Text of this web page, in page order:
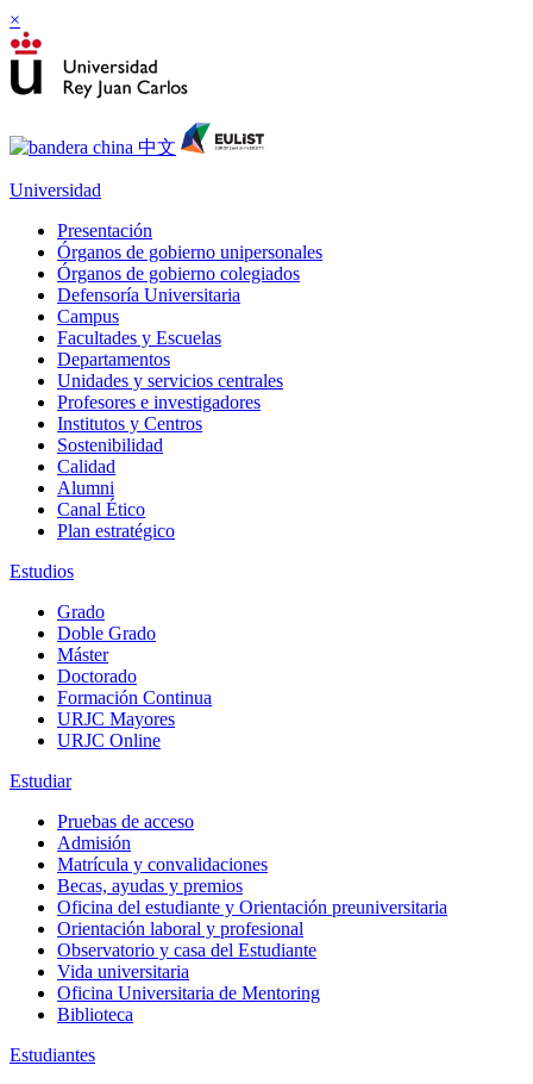
×
Universidad
Presentación
Órganos de gobierno unipersonales
Órganos de gobierno colegiados
Defensoría Universitaria
Campus
Facultades y Escuelas
Departamentos
Unidades y servicios centrales
Profesores e investigadores
Institutos y Centros
Sostenibilidad
Calidad
Alumni
Canal Ético
Plan estratégico
Estudios
Grado
Doble Grado
Máster
Doctorado
Formación Continua
URJC Mayores
URJC Online
Estudiar
Pruebas de acceso
Admisión
Matrícula y convalidaciones
Becas, ayudas y premios
Oficina del estudiante y Orientación preuniversitaria
Orientación laboral y profesional
Observatorio y casa del Estudiante
Vida universitaria
Oficina Universitaria de Mentoring
Biblioteca
Estudiantes